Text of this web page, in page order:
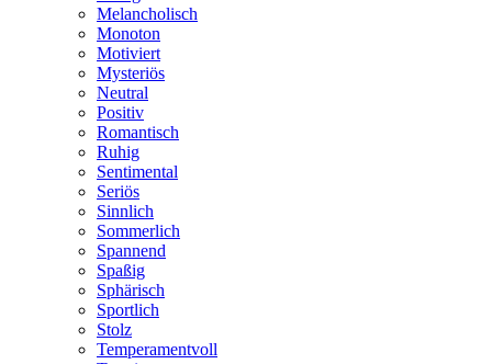
Melancholisch
Monoton
Motiviert
Mysteriös
Neutral
Positiv
Romantisch
Ruhig
Sentimental
Seriös
Sinnlich
Sommerlich
Spannend
Spaßig
Sphärisch
Sportlich
Stolz
Temperamentvoll